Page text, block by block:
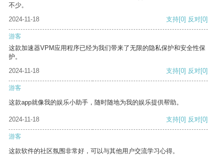
不少。
2024-11-18
支持[0] 反对[0]
游客
这款加速器VPM应用程序已经为我们带来了无限的隐私保护和安全性保
护。
2024-11-18
支持[0] 反对[0]
游客
这款app就像我的娱乐小助手，随时随地为我的娱乐提供帮助。
2024-11-18 支持[0] 反对[0]
游客
这款软件的社区氛围非常好，可以与其他用户交流学习心得。